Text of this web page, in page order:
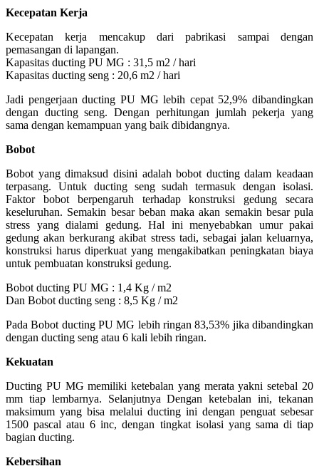
Kecepatan Kerja
Kecepatan kerja mencakup dari pabrikasi sampai dengan
pemasangan di lapangan.
Kapasitas ducting PU MG : 31,5 m2 / hari
Kapasitas ducting seng : 20,6 m2 / hari
Jadi pengerjaan ducting PU MG lebih cepat 52,9% dibandingkan
dengan ducting seng. Dengan perhitungan jumlah pekerja yang
sama dengan kemampuan yang baik dibidangnya.
Bobot
Bobot yang dimaksud disini adalah bobot ducting dalam keadaan
terpasang. Untuk ducting seng sudah termasuk dengan isolasi.
Faktor bobot berpengaruh terhadap konstruksi gedung secara
keseluruhan. Semakin besar beban maka akan semakin besar pula
stress yang dialami gedung. Hal ini menyebabkan umur pakai
gedung akan berkurang akibat stress tadi, sebagai jalan keluarnya,
konstruksi harus diperkuat yang mengakibatkan peningkatan biaya
untuk pembuatan konstruksi gedung.
Bobot ducting PU MG : 1,4 Kg / m2
Dan Bobot ducting seng : 8,5 Kg / m2
Pada Bobot ducting PU MG lebih ringan 83,53% jika dibandingkan
dengan ducting seng atau 6 kali lebih ringan.
Kekuatan
Ducting PU MG memiliki ketebalan yang merata yakni setebal 20
mm tiap lembarnya. Selanjutnya Dengan ketebalan ini, tekanan
maksimum yang bisa melalui ducting ini dengan penguat sebesar
1500 pascal atau 6 inc, dengan tingkat isolasi yang sama di tiap
bagian ducting.
Kebersihan